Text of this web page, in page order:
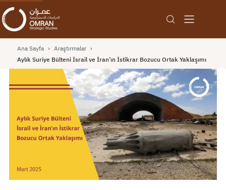
Ana Sayfa › Araştırmalar ›
Aylık Suriye Bülteni İsrail ve İran’ın İstikrar Bozucu Ortak Yaklaşımı